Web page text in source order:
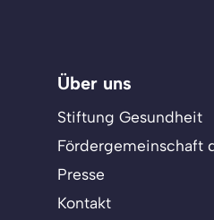
Über uns
Stiftung Gesundheit
Fördergemeinschaft
Presse
Kontakt